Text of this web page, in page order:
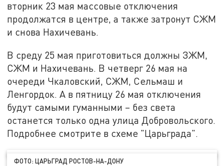
вторник 23 мая массовые отключения
продолжатся в центре, а также затронут СЖМ
и снова Нахичевань.
В среду 25 мая приготовиться должны ЗЖМ,
СЖМ и Нахичевань. В четверг 26 мая на
очереди Чкаловский, СЖМ, Сельмаш и
Ленгордок. А в пятницу 26 мая отключения
будут самыми гуманными – без света
останется только одна улица Добровольского.
Подробнее смотрите в схеме "Царьграда".
ФОТО: ЦАРЬГРАД РОСТОВ-НА-ДОНУ